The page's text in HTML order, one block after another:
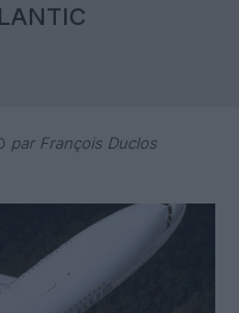
par François Duclos